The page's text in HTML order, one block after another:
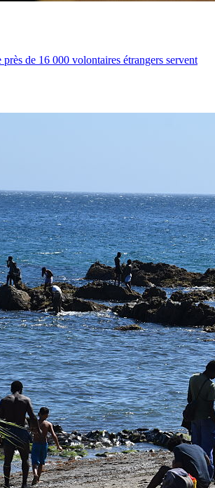
de 16 000 volontaires étrangers servent